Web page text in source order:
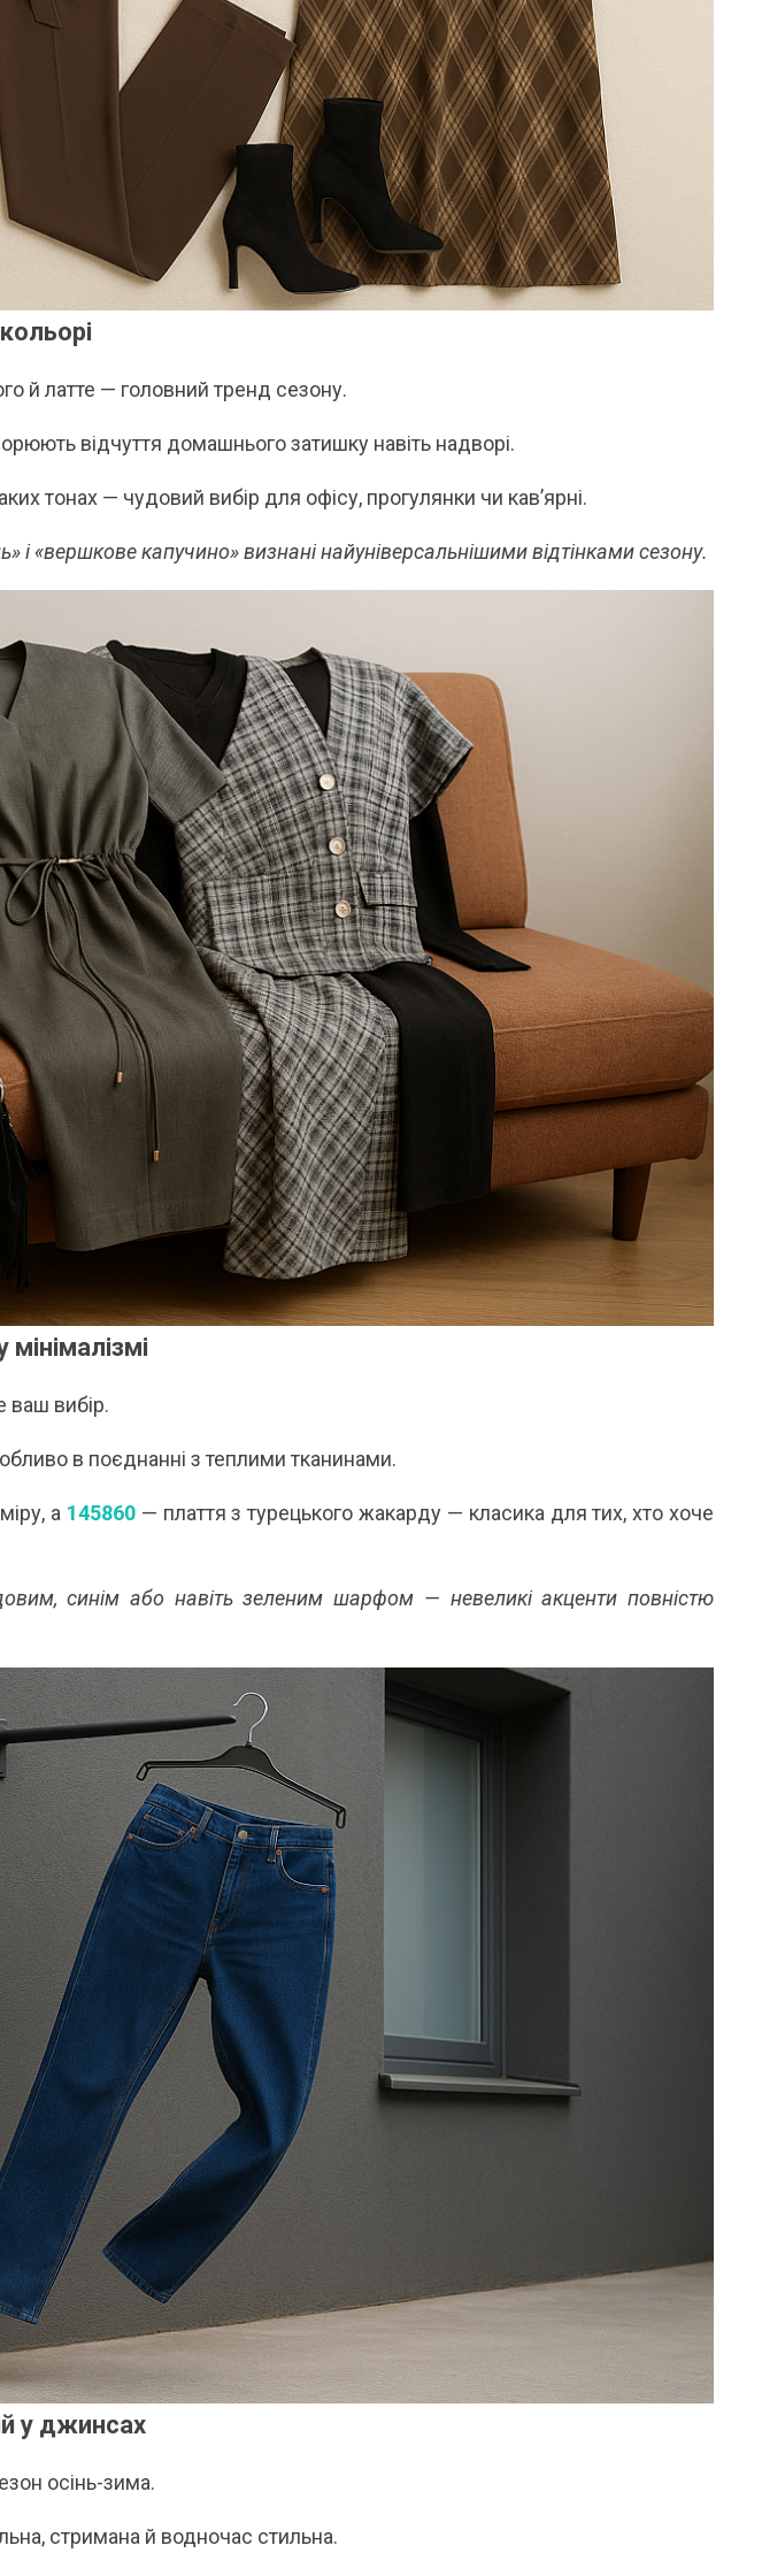
й латте — головний тренд сезону.
відчуття домашнього затишку навіть надворі.
тонах — чудовий вибір для офісу, прогулянки чи кав’ярні.
«вершкове капучино» визнані найуніверсальнішими відтінками сезону.
мінімалізмі
ваш вибір.
в поєднанні з теплими тканинами.
а 145860— плаття з турецького жакарду — класика для тих, хто хоче
синім або навіть зеленим шарфом — невеликі акценти повністю
у джинсах
осінь-зима.
стримана й водночас стильна.